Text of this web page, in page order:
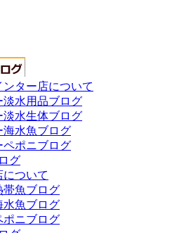
ンター店について
淡水用品ブログ
淡水生体ブログ
海水魚ブログ
ペポニブログ
について
帯魚ブログ
水魚ブログ
ポニブログ